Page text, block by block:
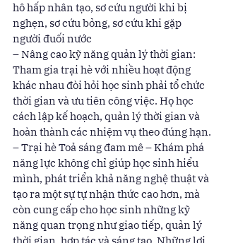
hô hấp nhân tạo, sơ cứu người khi bị
nghẹn, sơ cứu bỏng, sơ cứu khi gặp
người đuối nước
– Nâng cao kỹ năng quản lý thời gian:
Tham gia trại hè với nhiều hoạt động
khác nhau đòi hỏi học sinh phải tổ chức
thời gian và ưu tiên công việc. Họ học
cách lập kế hoạch, quản lý thời gian và
hoàn thành các nhiệm vụ theo đúng hạn.
– Trại hè Toả sáng đam mê – Khám phá
năng lực không chỉ giúp học sinh hiểu
mình, phát triển khả năng nghệ thuật và
tạo ra một sự tự nhận thức cao hơn, mà
còn cung cấp cho học sinh những kỹ
năng quan trọng như giao tiếp, quản lý